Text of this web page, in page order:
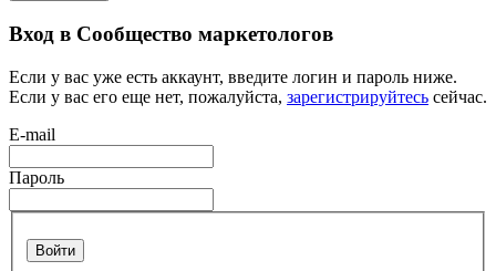
Вход в Сообщество маркетологов
Если у вас уже есть аккаунт, введите логин и пароль ниже.
Если у вас его еще нет, пожалуйста, зарегистрируйтесь сейчас.
E-mail
Пароль
Войти